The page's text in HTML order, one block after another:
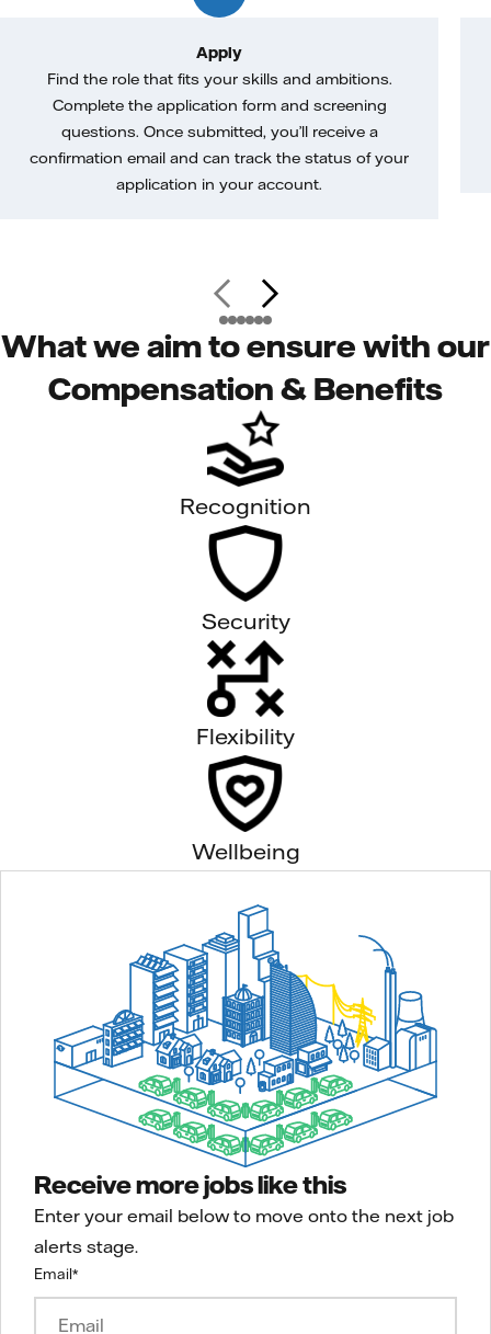
Apply
Find the role that fits your skills and ambitions.
Complete the application form and screening
questions. Once submitted, you’ll receive a
confirmation email and can track the status of your
application in your account.
What we aim to ensure with our
Compensation & Benefits
Recognition
Security
Flexibility
Wellbeing
Receive more jobs like this
Enter your email below to move onto the next job
alerts stage.
Email*